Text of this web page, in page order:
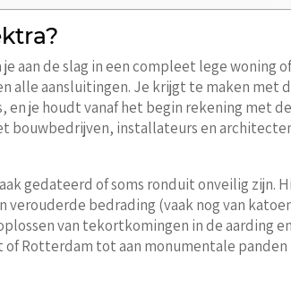
aan de slag in een compleet lege woning
alle aansluitingen. Je krijgt te maken met
je houdt vanaf het begin rekening met de
bouwbedrijven, installateurs en
gedateerd of soms ronduit onveilig zijn.
bedrading (vaak nog van
van tekortkomingen in de aarding en
Rotterdam tot aan monumentale panden